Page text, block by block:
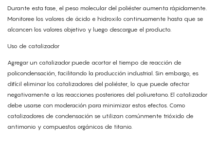
Durante esta fase, el peso molecular del poliéster aumenta rápidamente.
Monitoree los valores de ácido e hidroxilo continuamente hasta que se
alcancen los valores objetivo y luego descargue el producto.
Uso de catalizador
Agregar un catalizador puede acortar el tiempo de reacción de
policondensación, facilitando la producción industrial. Sin embargo, es
difícil eliminar los catalizadores del poliéster, lo que puede afectar
negativamente a las reacciones posteriores del poliuretano. El catalizador
debe usarse con moderación para minimizar estos efectos. Como
catalizadores de condensación se utilizan comúnmente trióxido de
antimonio y compuestos orgánicos de titanio.